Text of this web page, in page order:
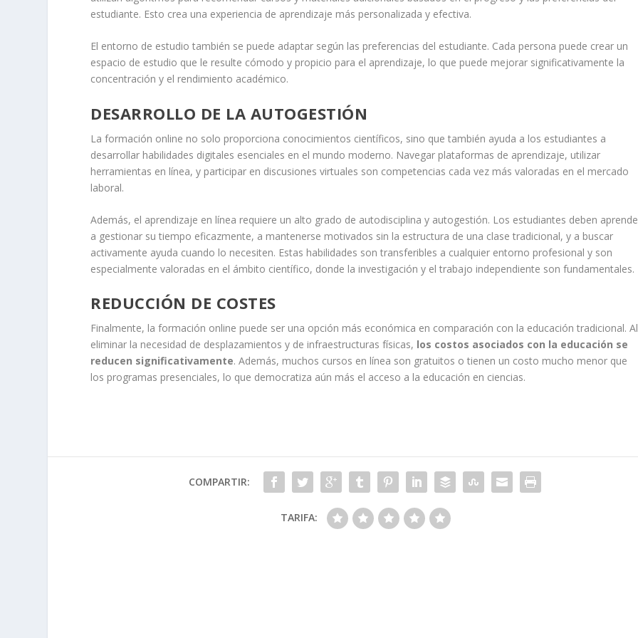
estudiante. Esto crea una experiencia de aprendizaje más personalizada y efectiva.
El entorno de estudio también se puede adaptar según las preferencias del estudiante. Cada persona puede crear un
espacio de estudio que le resulte cómodo y propicio para el aprendizaje, lo que puede mejorar significativamente la
concentración y el rendimiento académico.
DESARROLLO DE LA AUTOGESTIÓN
La formación online no solo proporciona conocimientos científicos, sino que también ayuda a los estudiantes a
desarrollar habilidades digitales esenciales en el mundo moderno. Navegar plataformas de aprendizaje, utilizar
herramientas en línea, y participar en discusiones virtuales son competencias cada vez más valoradas en el mercado
laboral.
Además, el aprendizaje en línea requiere un alto grado de autodisciplina y autogestión. Los estudiantes deben
a gestionar su tiempo eficazmente, a mantenerse motivados sin la estructura de una clase tradicional, y a buscar
activamente ayuda cuando lo necesiten. Estas habilidades son transferibles a cualquier entorno profesional y son
especialmente valoradas en el ámbito científico, donde la investigación y el trabajo independiente son fundamentales.
REDUCCIÓN DE COSTES
Finalmente, la formación online puede ser una opción más económica en comparación con la educación tradicional. Al
eliminar la necesidad de desplazamientos y de infraestructuras físicas, los costos asociados con la educación se
reducen significativamente. Además, muchos cursos en línea son gratuitos o tienen un costo mucho menor que
los programas presenciales, lo que democratiza aún más el acceso a la educación en ciencias.
COMPARTIR:
TARIFA: